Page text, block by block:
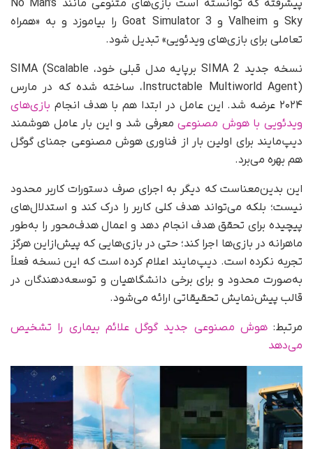
پیشرفته که توانسته است بازی‌های متنوعی مانند No Man’s
Sky و Valheim و Goat Simulator 3 را بیاموزد و به «همراه
تعاملی برای بازی‌های ویدئویی» تبدیل شود.
نسخه جدید SIMA 2 برپایه مدل قبلی خود، SIMA (Scalable
Instructable Multiworld Agent)، ساخته شده که در مارس
۲۰۲۴ عرضه شد. این عامل در ابتدا هم با هدف انجام
بازی‌های
ویدئویی با هوش مصنوعی معرفی شد و این بار عامل هوشمند
دیپ‌مایند برای اولین بار از فناوری هوش مصنوعی جمنای گوگل
هم بهره می‌برد.
این بدین‌معناست که دیگر به اجرای صرف دستورات کاربر محدود
نیست؛ بلکه می‌تواند هدف کلی کاربر را درک کند و استدلال‌های
پیچیده برای تحقق هدف انجام دهد و اعمال هدف‌محور را به‌طور
ماهرانه در بازی‌ها اجرا کند؛ حتی در بازی‌هایی که پیش‌ازاین هرگز
تجربه نکرده است. دیپ‌مایند اعلام کرده است که این نسخه فعلاً
به‌صورت محدود و برای برخی دانشگاهیان و توسعه‌دهندگان در
قالب پیش‌نمایش تحقیقاتی ارائه می‌شود.
مرتبط:هوش مصنوعی جدید گوگل علائم بیماری را تشخیص
می‌دهد